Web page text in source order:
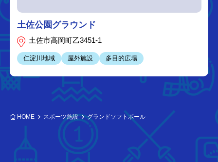
土佐公園グラウンド
土佐市高岡町乙3451-1
仁淀川地域 屋外施設 多目的広場
HOME スポーツ施設 グランドソフトボール